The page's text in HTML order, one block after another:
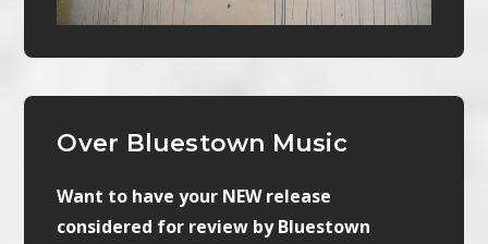
Over Bluestown Music
Want to have your NEW release
considered for review by Bluestown